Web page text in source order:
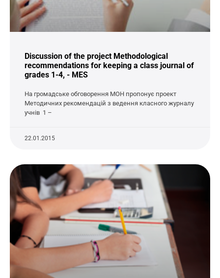
Discussion of the project Methodological
recommendations for keeping a class journal of
grades 1-4, - MES
На громадське обговорення МОН пропонує проект
Методичних рекомендацій з ведення класного журналу
учнів 1 –
22.01.2015